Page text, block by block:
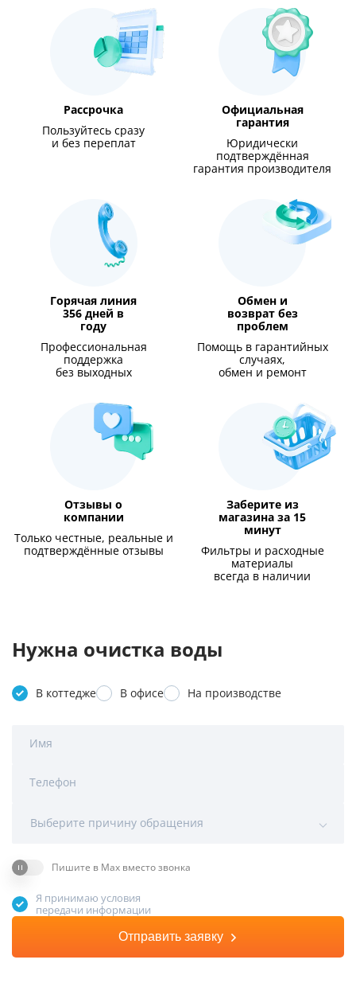
Рассрочка
Пользуйтесь сразу
и без переплат
Официальная
гарантия
Юридически
подтверждённая
гарантия производителя
Горячая линия
356 дней в
году
Профессиональная
поддержка
без выходных
Обмен и
возврат без
проблем
Помощь в гарантийных
случаях,
обмен и ремонт
Отзывы о
компании
Только честные, реальные и
подтверждённые отзывы
Заберите из
магазина за 15
минут
Фильтры и расходные
материалы
всегда в наличии
Нужна очистка воды
В коттедже В офисе На производстве
Имя
Телефон
Выберите причину обращения
Пишите в Max вместо звонка
Я принимаю условия
передачи информации
Отправить заявку